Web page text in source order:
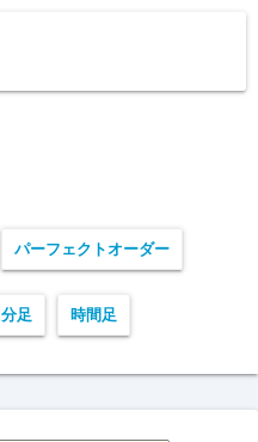
パーフェクトオーダー
分足 時間足